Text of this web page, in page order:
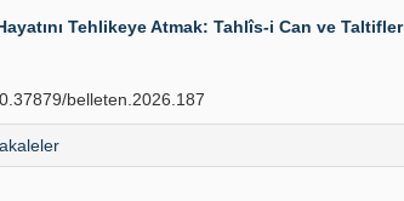
Tehlikeye Atmak: Tahlîs-i Can ve Taltifler
belleten.2026.187